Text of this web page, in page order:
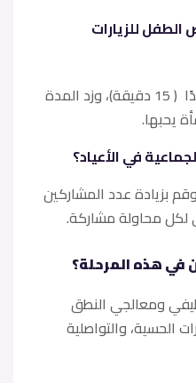
للزيارات
لا تجبره، ابدأ بزيارات قصيرةجدًا ( 15 دقيقة)، وزد المدة
يحبها.
في الأعياد؟
بزيادة عدد المشاركين
لكل محاولة مشاركة.
في هذه المرحلة؟
ومعالجي النطق
الحسية، والتواصلية